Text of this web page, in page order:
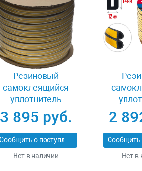
Резиновый
самоклеящийся
уплотнитель
профиль D 9x8 мм
150 м Зубр ПРОФИ
40920-150
3 895 руб.
Сообщить о поступлении
Нет в наличии
профиль
40 м
2
Нет в